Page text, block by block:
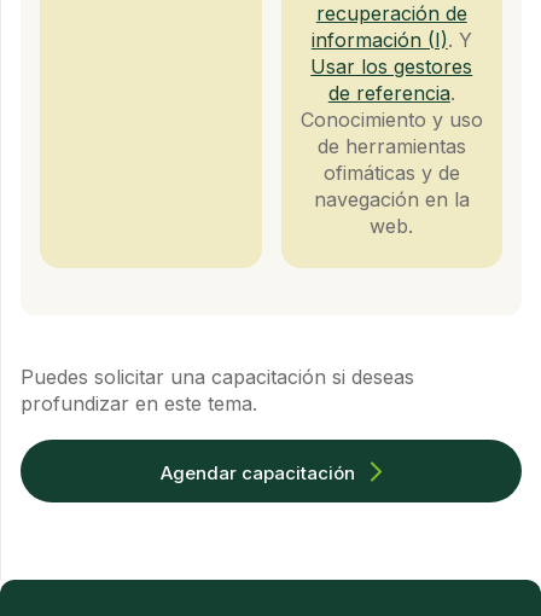
recuperación de
información (I). Y
Usar los gestores
de referencia.
Conocimiento y uso
de herramientas
ofimáticas y de
navegación en la
web.
Puedes solicitar una capacitación si deseas
profundizar en este tema.
Agendar capacitación